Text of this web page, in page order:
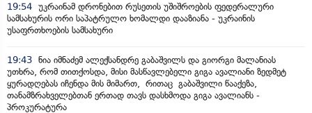
19:54 უკრაინამ დრონებით რუსეთის უშიშროების ფედერალური
სამსახურის ორი საპატრულო ხომალდი დააზიანა - უკრაინის
უსაფრთხოების სამსახური
19:43 ნია იმნაძემ ალექსანდრე გაბაშვილს და გიორგი მალანიას
უთხრა, რომ თითქოსდა, მისი მასწავლებელი გიგა ავალიანი ზედმეტ
ყურადღებას იჩენდა მის მიმართ, რითაც გაბაშვილი წააქეზა,
თანამზრახველებთან ერთად თავს დასხმოდა გიგა ავალიანს -
პროკურატურა